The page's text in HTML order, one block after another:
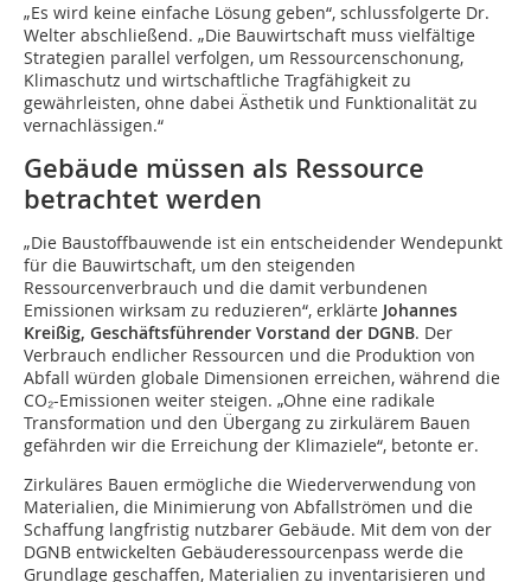
„Es wird keine einfache Lösung geben“, schlussfolgerte Dr.
Welter abschließend. „Die Bauwirtschaft muss vielfältige
Strategien parallel verfolgen, um Ressourcenschonung,
Klimaschutz und wirtschaftliche Tragfähigkeit zu
gewährleisten, ohne dabei Ästhetik und Funktionalität zu
vernachlässigen.“
Gebäude müssen als Ressource
betrachtet werden
„Die Baustoffbauwende ist ein entscheidender Wendepunkt
für die Bauwirtschaft, um den steigenden
Ressourcenverbrauch und die damit verbundenen
Emissionen wirksam zu reduzieren“, erklärte Johannes
Kreißig, Geschäftsführender Vorstand der DGNB. Der
Verbrauch endlicher Ressourcen und die Produktion von
Abfall würden globale Dimensionen erreichen, während die
CO₂-Emissionen weiter steigen. „Ohne eine radikale
Transformation und den Übergang zu zirkulärem Bauen
gefährden wir die Erreichung der Klimaziele“, betonte er.
Zirkuläres Bauen ermögliche die Wiederverwendung von
Materialien, die Minimierung von Abfallströmen und die
Schaffung langfristig nutzbarer Gebäude. Mit dem von der
DGNB entwickelten Gebäuderessourcenpass werde die
Grundlage geschaffen, Materialien zu inventarisieren und